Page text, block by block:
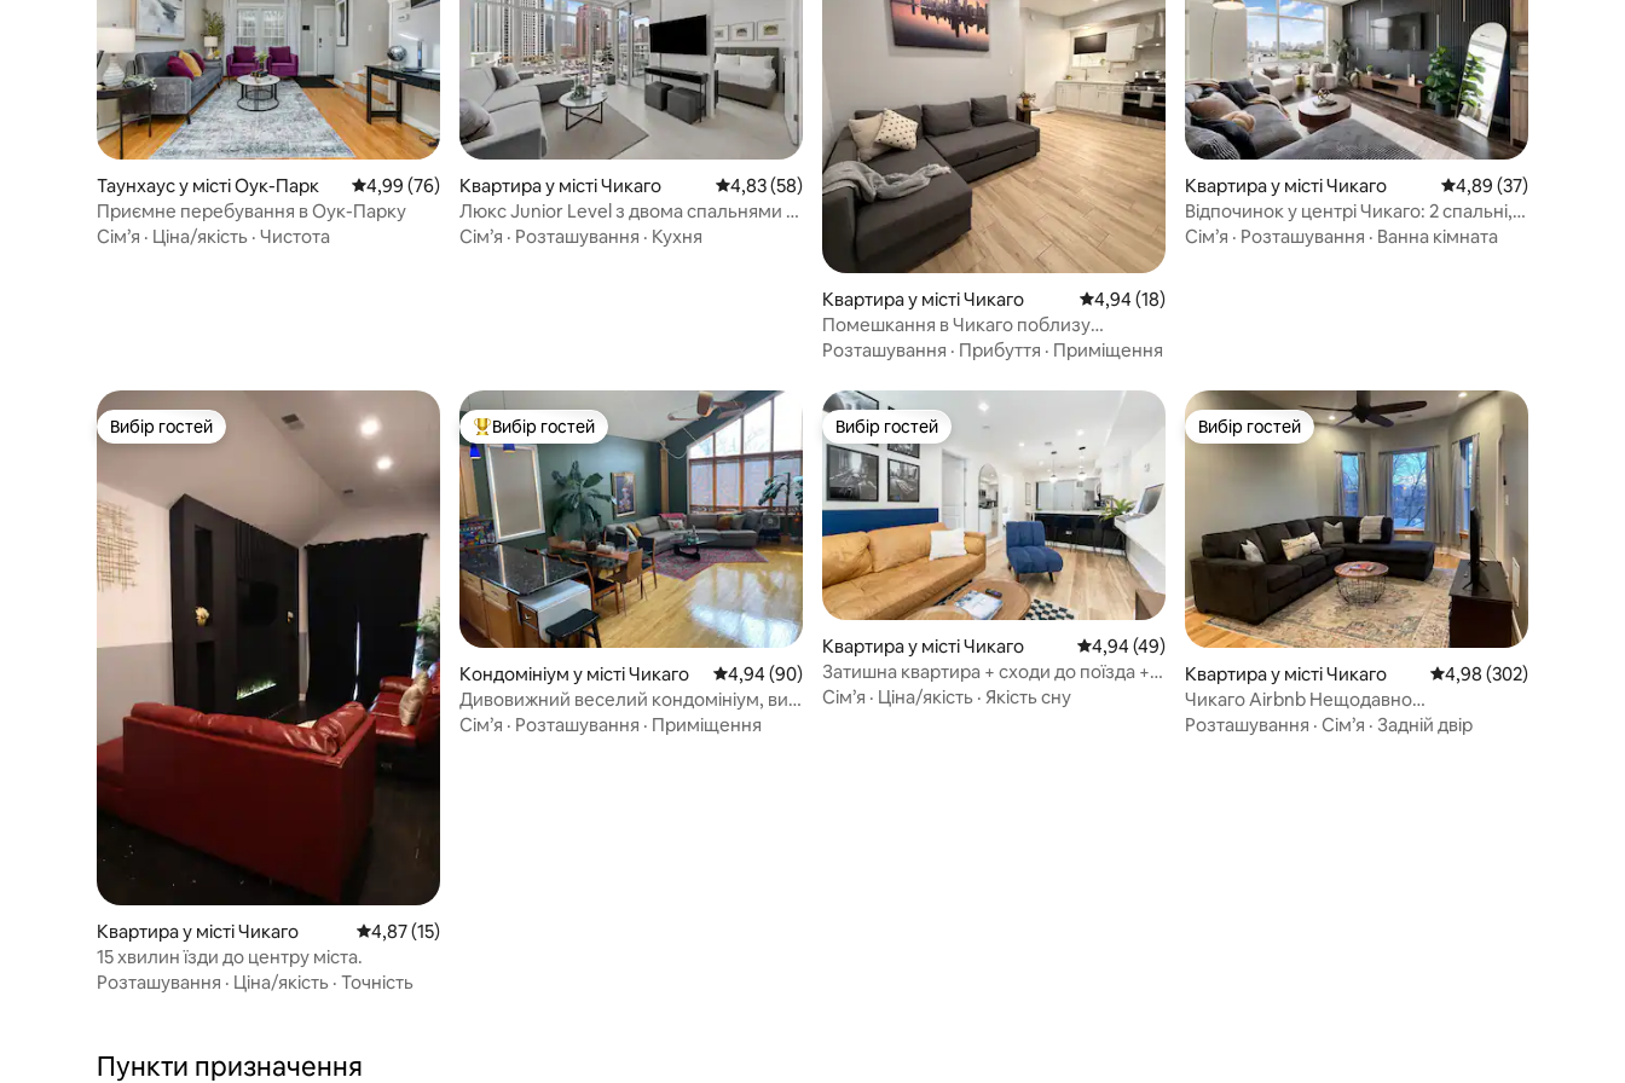
Таунхаус у місті Оук-Парк Середня оцінка: 4,99 з 5, відгуки: 76
4,99 (76)
Приємне перебування в Оук-Парку
Сім’я · Ціна/якість · Чистота
Квартира у місті Чикаго Середня оцінка: 4,83 з 5, відгуки: 58
4,83 (58)
Люкс Junior Level з двома спальнями |
Fulton Market
Сім’я · Розташування · Кухня
Квартира у місті Чикаго Середня оцінка: 4,94 з 5, відгуки: 18
4,94 (18)
Помешкання в Чикаго поблизу
аеропорту Мідвей • CTA • Центр міста
Розташування · Прибуття · Приміщення
Квартира у місті Чикаго Середня оцінка: 4,89
4,89 (37)
Відпочинок у центрі Чикаго: 2 спальні,
2 ванні кімнати, тренажерний зал, вид
Сім’я · Розташування · Ванна кімната
Вибір гостей
Вибір гостей
Квартира у місті Чикаго Середня оцінка: 4,87 з 5, відгуки: 15
4,87 (15)
15 хвилин їзди до центру міста.
Розташування · Ціна/якість · Точність
Топ вибір гостей
Вибір гостей
Кондомініум у місті Чикаго Середня оцінка: 4,94 з 5, відгуки: 90
4,94 (90)
Дивовижний веселий кондомініум, вид
на місто поруч із 606 Trail!
Сім’я · Розташування · Приміщення
Вибір гостей
Вибір гостей
Квартира у місті Чикаго Середня оцінка: 4,94 з 5, відгуки: 49
4,94 (49)
Затишна квартира + сходи до поїзда +
10 хвилин до центру міста
Сім’я · Ціна/якість · Якість сну
Вибір гостей
Вибір гостей
Квартира у місті Чикаго Середня оцінка: 4,98 з
4,98 (302)
Чикаго Airbnb Нещодавно
відремонтована квартира з
Розташування · Сім’я · Задній двір
Пункти призначення